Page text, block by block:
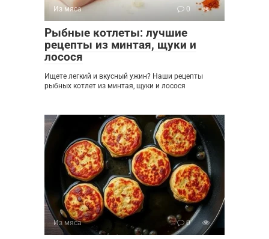
Из мяса 0
Рыбные котлеты: лучшие
рецепты из минтая, щуки и
лосося
Ищете легкий и вкусный ужин? Наши рецепты
рыбных котлет из минтая, щуки и лосося
Из мяса 0